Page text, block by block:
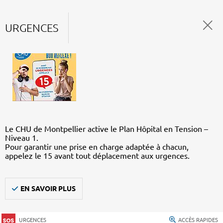
URGENCES
Le CHU de Montpellier active le Plan Hôpital en Tension –
Niveau 1.
Pour garantir une prise en charge adaptée à chacun,
appelez le 15 avant tout déplacement aux urgences.
EN SAVOIR PLUS
URGENCES ACCÈS RAPIDES